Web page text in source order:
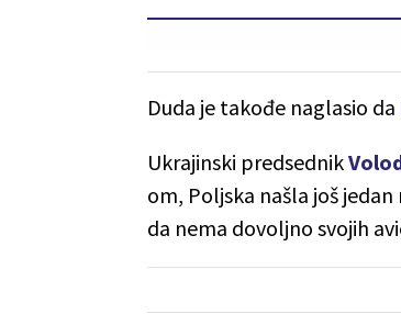
Duda je takođe naglasio da
Ukrajinski predsednik
om, Poljska našla još
da nema dovoljno svojih